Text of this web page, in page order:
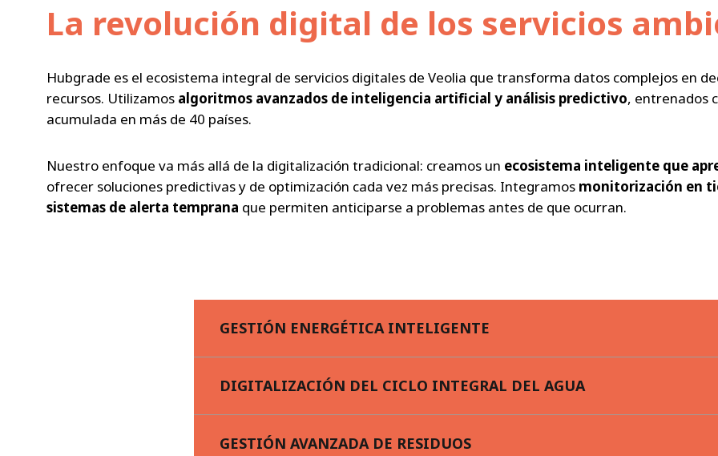
La revolución digital de los servicios
Hubgrade es el ecosistema integral de servicios digitales de Veolia que transforma datos complejos en
recursos. Utilizamos algoritmos avanzados de inteligencia artificial y análisis predictivo, entrenados
acumulada en más de 40 países.
Nuestro enfoque va más allá de la digitalización tradicional: creamos un ecosistema inteligente que
ofrecer soluciones predictivas y de optimización cada vez más precisas. Integramos monitorización en
sistemas de alerta temprana que permiten anticiparse a problemas antes de que ocurran.
GESTIÓN ENERGÉTICA INTELIGENTE
DIGITALIZACIÓN DEL CICLO INTEGRAL DEL AGUA
GESTIÓN AVANZADA DE RESIDUOS